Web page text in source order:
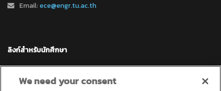
Email:ece@engr.tu.ac.th
ลิงก์สำหรับนักศึกษา
สำนักทะเบียน
งานบริการการศึกษาและประกันคุณภาพ
We need your consent